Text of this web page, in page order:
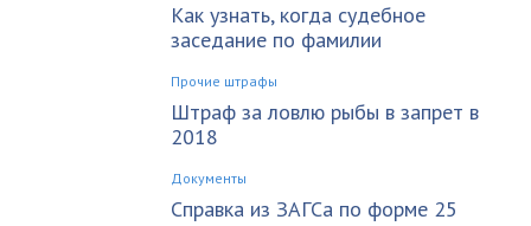
Как узнать, когда судебное
заседание по фамилии
Прочие штрафы
Штраф за ловлю рыбы в запрет в
2018
Документы
Справка из ЗАГСа по форме 25